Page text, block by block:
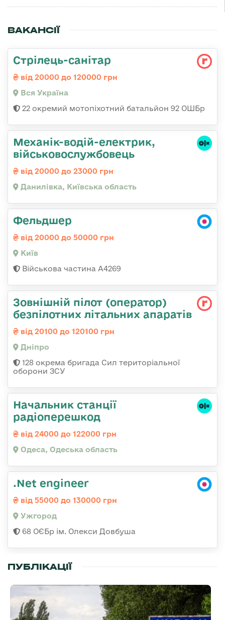
ВАКАНСІЇ
Стрілець-санітар
від 20000 до 120000 грн
Вся Україна
22 окремий мотопіхотний батальйон 92 ОШБр
Механік-водій-електрик,
військовослужбовець
від 20000 до 23000 грн
Данилівка, Київська область
Фельдшер
від 20000 до 50000 грн
Київ
Військова частина А4269
Зовнішній пілот (оператор)
безпілотних літальних апаратів
від 20100 до 120100 грн
Дніпро
128 окрема бригада Сил територіальної
оборони ЗСУ
Начальник станції
радіоперешкод
від 24000 до 122000 грн
Одеса, Одеська область
.Net engineer
від 55000 до 130000 грн
Ужгород
68 ОЄБр ім. Олекси Довбуша
ПУБЛІКАЦІЇ